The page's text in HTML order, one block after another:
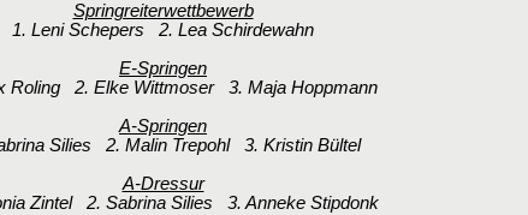
Springreiterwettbewerb
1. Leni Schepers 2. Lea Schirdewahn
E-Springen
Roling 2. Elke Wittmoser 3. Maja Hoppmann
A-Springen
Silies 2. Malin Trepohl 3. Kristin Bültel
A-Dressur
Zintel 2. Sabrina Silies 3. Anneke Stipdonk